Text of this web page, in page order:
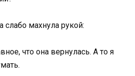
махнула рукой:
что она вернулась. А то я